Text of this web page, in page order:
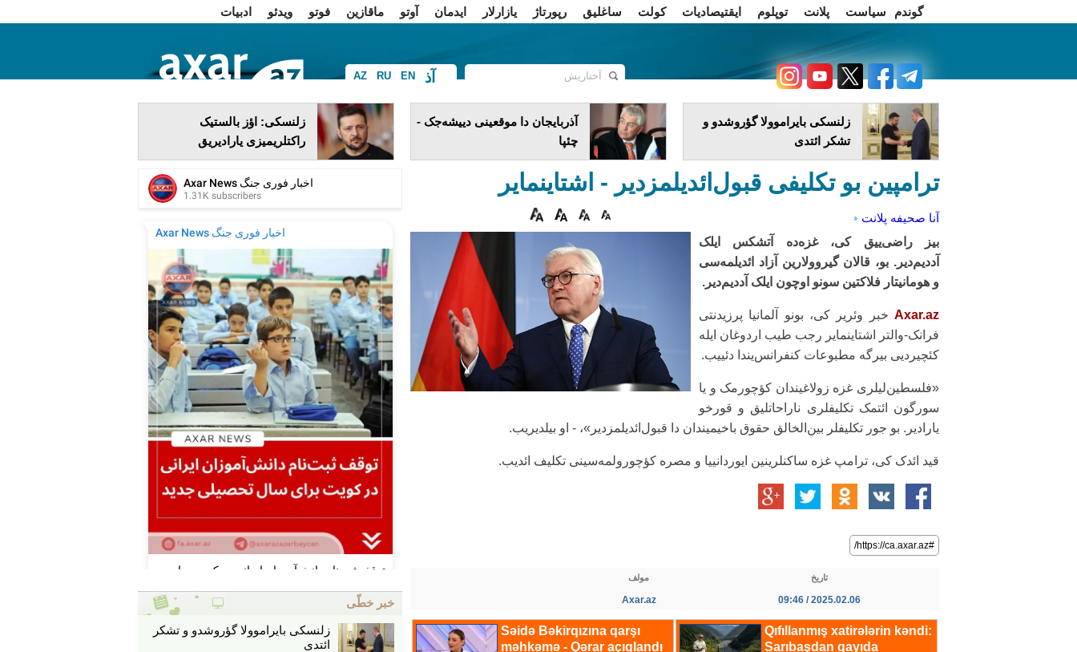
گوندم سیاست پلانت توپلوم ایقتیصادیات کولت ساغلیق رپورتاژ یازارلار ایدمان آوتو ماقازین فوتو ویدئو
ادبیات
AZ RU EN آذ
فا
زلنسکی بایراموولا گؤروشدو و
تشکر ائتدی
آذربایجان دا موقعینی دییشه‌جک -
چئپا
زلنسکی: اؤز بالستیک
راکتلریمیزی یارادیریق
ترامپین بو تکلیفی قبول‌ائدیلمزدیر - اشتاینمایر
آنا صحیفه پلانت
بیز راضی‌ییق کی، غزه‌ده آتشکس ایلک
آددیم‌دیر. بو، قالان گیروولارین آزاد ائدیلمه‌سی
و هومانیتار فلاکتین سونو اوچون ایلک آددیم‌دیر.
Axar.az خبر وئریر کی، بونو آلمانیا پرزیدنتی
فرانک-والتر اشتاینمایر رجب طیب اردوغان ایله
کئچیردیی بیرگه مطبوعات کنفرانس‌یندا دئییب.
«فلسطین‌لیلری غزه زولاغیندان کؤچورمک و یا
سورگون ائتمک تکلیفلری ناراحاتلیق و قورخو
یارادیر. بو جور تکلیفلر بین‌الخالق حقوق باخیمیندان دا قبول‌ائدیلمزدیر»، - او بیلدیریب.
قید ائدک کی، ترامپ غزه ساکنلرینین ایوردانییا و مصره کؤچورولمه‌سینی تکلیف ائدیب.
#https://ca.axar.az/
تاریخ
2025.02.06 / 09:46
مولف
Axar.az
خبر خطّی
زلنسکی بایراموولا گؤروشدو و تشکر
ائتدی